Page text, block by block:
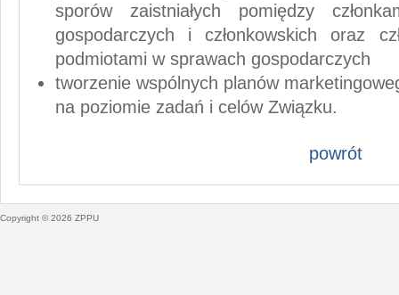
sporów zaistniałych pomiędzy
gospodarczych i członkowskich oraz
podmiotami w sprawach gospodarczych
tworzenie wspólnych planów
na poziomie zadań i celów Związku.
powrót
Copyright © 2026 ZPPU